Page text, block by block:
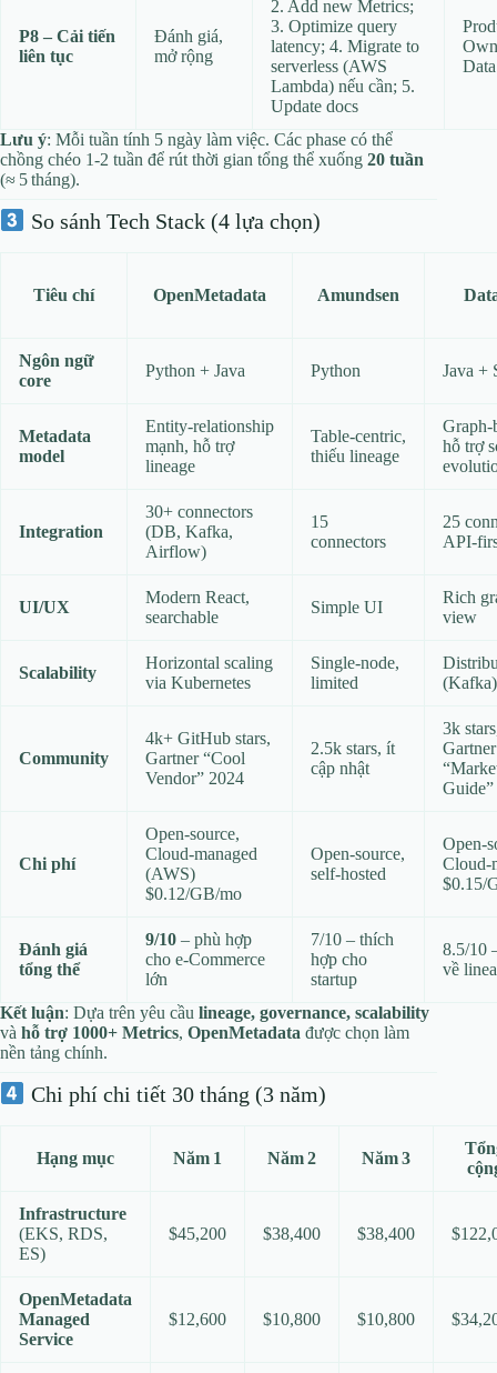
P8 – Cải tiến
liên tục
Đánh giá,
mở rộng
2. Add new Metrics;
3. Optimize query
latency; 4. Migrate to
serverless (AWS
Lambda) nếu cần; 5.
Update docs
Lưu ý: Mỗi tuần tính 5 ngày làm việc. Các phase có thể
chồng chéo 1‑2 tuần để rút thời gian tổng thể xuống 20 tuần
(≈ 5 tháng).
So sánh Tech Stack (4 lựa chọn)
Tiêu chí OpenMetadata Amundsen
Ngôn ngữ
core
Python + Java Python Java +
Metadata
model
Entity‑relationship
mạnh, hỗ trợ
lineage
Table‑centric,
thiếu lineage
hỗ trợ
Integration
30+ connectors
(DB, Kafka,
Airflow)
15
connectors
25
UI/UX
Modern React,
searchable
Simple UI
Rich
view
Scalability
Horizontal scaling
via Kubernetes
Single‑node,
limited
(Kafka)
Community
4k+ GitHub stars,
Gartner “Cool
Vendor” 2024
2.5k stars, ít
cập nhật
3k
Gartner
Chi phí
Open‑source,
Cloud‑managed
(AWS)
$0.12/GB/mo
Open‑source,
self‑hosted
$0.15/
Đánh giá
tổng thể
9/10 – phù hợp
cho e‑Commerce
lớn
7/10 – thích
hợp cho
startup
8.5/10
về
Kết luận: Dựa trên yêu cầu lineage, governance, scalability
và hỗ trợ 1000+ Metrics, OpenMetadata được chọn làm
nền tảng chính.
Chi phí chi tiết 30 tháng (3 năm)
Hạng mục Năm 1 Năm 2 Năm 3
Infrastructure
(EKS, RDS,
ES)
$45,200 $38,400 $38,400
OpenMetadata
Managed
Service
$12,600 $10,800 $10,800